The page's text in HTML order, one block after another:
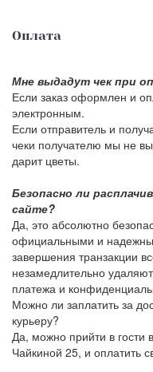
Оплата
Мне выдадут чек при
Если заказ оформлен и
электронным.
Если отправитель и
чеки получателю мы не
дарит цветы.
Безопасно ли
сайте?
Да, это абсолютно
официальными и
завершения транзакции
незамедлительно
платежа и
Можно ли заплатить за
курьеру?
Да, можно прийти в гости
Чайкиной 25, и оплатить